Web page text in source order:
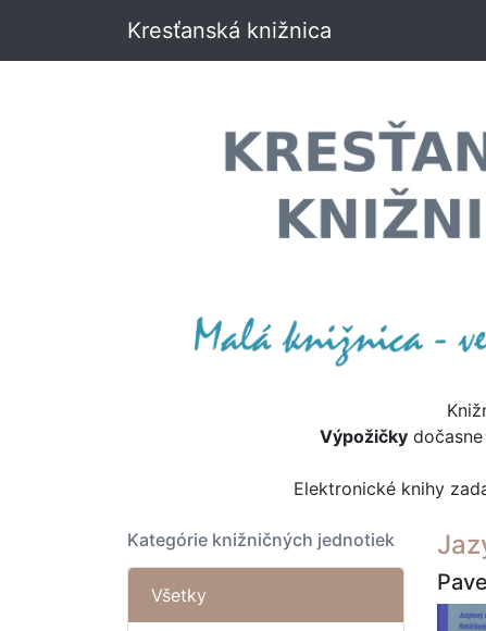
Kresťanská knižnica
Výpožičkydočasne
Elektronické knihy
Kategórie knižničných jednotiek
Všetky